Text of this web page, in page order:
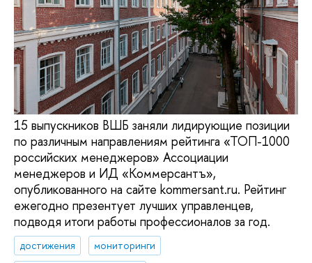
15 выпускников ВШБ заняли лидирующие позиции
по различным направлениям рейтинга «ТОП-1000
российских менеджеров» Ассоциации
менеджеров и ИД «Коммерсантъ»,
опубликованного на сайте kommersant.ru. Рейтинг
ежегодно презентует лучших управленцев,
подводя итоги работы профессионалов за год.
достижения
мониторинги